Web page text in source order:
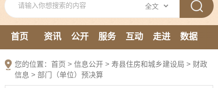
首页 资讯 公开 服务 互动 走进
数据
您的位置： 首页 > 信息公开 > 寿县住房和城乡建设局 > 财政
信息 > 部门（单位）预决算